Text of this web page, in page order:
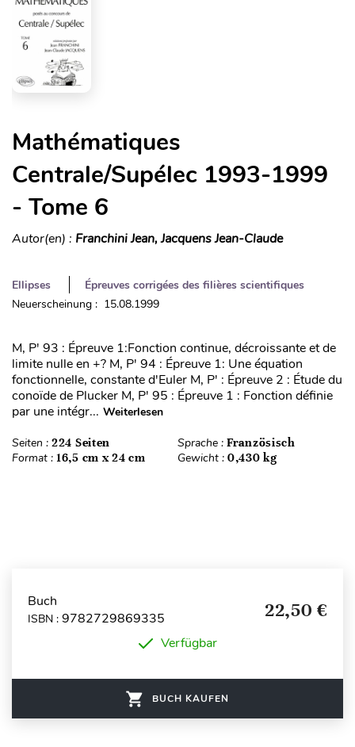
Mathématiques
Centrale/Supélec 1993-1999
- Tome 6
Autor(en) : Franchini Jean, Jacquens Jean-Claude
Ellipses
Épreuves corrigées des filières scientifiques
Neuerscheinung : 15.08.1999
M, P' 93 : Épreuve 1:Fonction continue, décroissante et de
limite nulle en +? M, P' 94 : Épreuve 1: Une équation
fonctionnelle, constante d'Euler M, P' : Épreuve 2 : Étude du
conoïde de Plucker M, P' 95 : Épreuve 1 : Fonction définie
par une intégr... Weiterlesen
Seiten : 224 Seiten Sprache : Französisch
Format : 16,5 cm x 24 cm Gewicht : 0,430 kg
Buch
ISBN : 9782729869335 22,50 €
Verfügbar
BUCH KAUFEN